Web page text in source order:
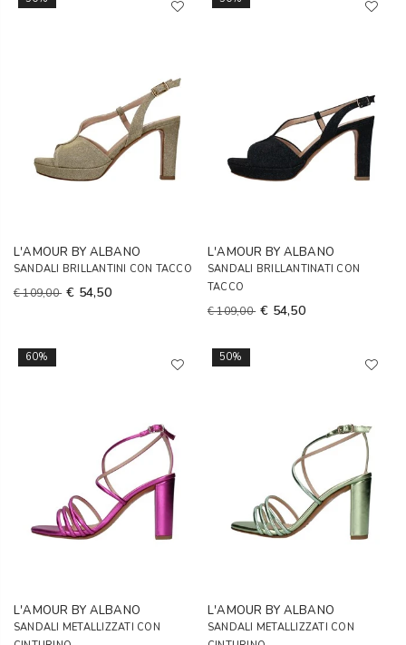
L'AMOUR BY ALBANO
SANDALI BRILLANTINI CON TACCO
€ 109,00 € 54,50
L'AMOUR BY ALBANO
SANDALI BRILLANTINATI CON
TACCO
€ 109,00 € 54,50
60%
L'AMOUR BY ALBANO
SANDALI METALLIZZATI CON
50%
L'AMOUR BY ALBANO
SANDALI METALLIZZATI CON